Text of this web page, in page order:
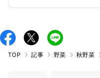
TOP 記事 野菜 秋野菜